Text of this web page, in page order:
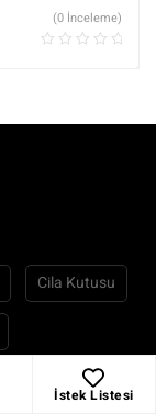
(0 İnceleme)
İstek Listesi
Cila Kutusu
Kimyasalar